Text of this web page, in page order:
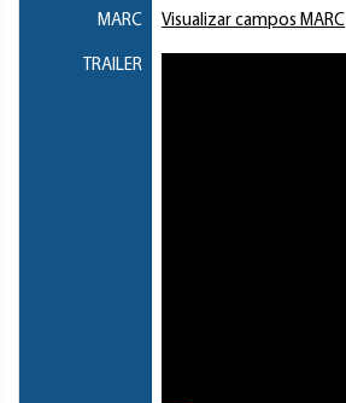
MARC Visualizar campos MARC
TRAILER